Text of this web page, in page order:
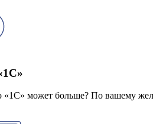
«1С» может больше? По вашему